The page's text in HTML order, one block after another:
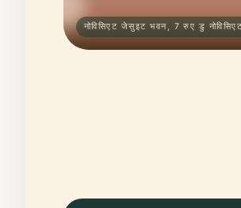
नोविसिएट जेसुइट भवन, 7 रुए डु नोविसिएट